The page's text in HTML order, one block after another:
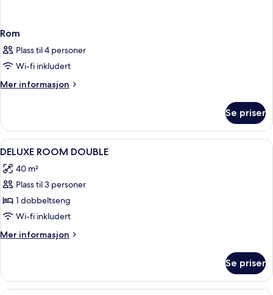
Rom
Plass til 4 personer
Wi-fi inkludert
Mer informasjon
Mer
Se priser
Åpne
alle
bildene
av
DELUXE
ROOM
DOUBLE
Safe på rommet, skrivebord og
6
DELUXE ROOM DOUBLE
40 m²
Plass til 3 personer
1 dobbeltseng
Wi-fi inkludert
Mer informasjon
Mer
ROOM
DOUBLE
Se priser